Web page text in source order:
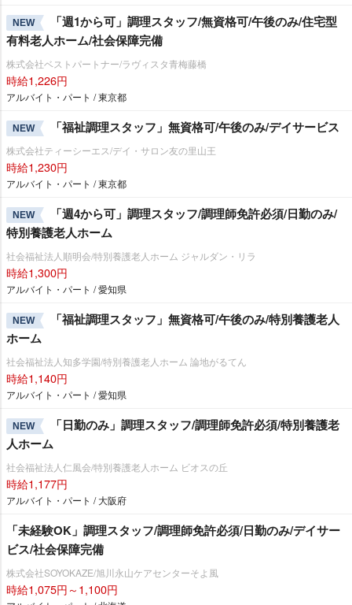
NEW
「週1から可」調理スタッフ/無資格可/午後のみ/住宅型
有料老人ホーム/社会保障完備
株式会社ベストパートナー/ラヴィスタ青梅藤橋
時給1,226円
アルバイト・パート / 東京都
NEW 「福祉調理スタッフ」無資格可/午後のみ/デイサービス
株式会社ティーシーエス/デイ・サロン友の里山王
時給1,230円
アルバイト・パート / 東京都
NEW
「週4から可」調理スタッフ/調理師免許必須/日勤のみ/
特別養護老人ホーム
社会福祉法人順明会/特別養護老人ホーム ジャルダン・リラ
時給1,300円
アルバイト・パート / 愛知県
NEW
「福祉調理スタッフ」無資格可/午後のみ/特別養護老人
ホーム
社会福祉法人知多学園/特別養護老人ホーム 論地がるてん
時給1,140円
アルバイト・パート / 愛知県
NEW
「日勤のみ」調理スタッフ/調理師免許必須/特別養護老
人ホーム
社会福祉法人仁風会/特別養護老人ホーム ビオスの丘
時給1,177円
アルバイト・パート / 大阪府
「未経験OK」調理スタッフ/調理師免許必須/日勤のみ/デイサー
ビス/社会保障完備
株式会社SOYOKAZE/旭川永山ケアセンターそよ風
時給1,075円～1,100円